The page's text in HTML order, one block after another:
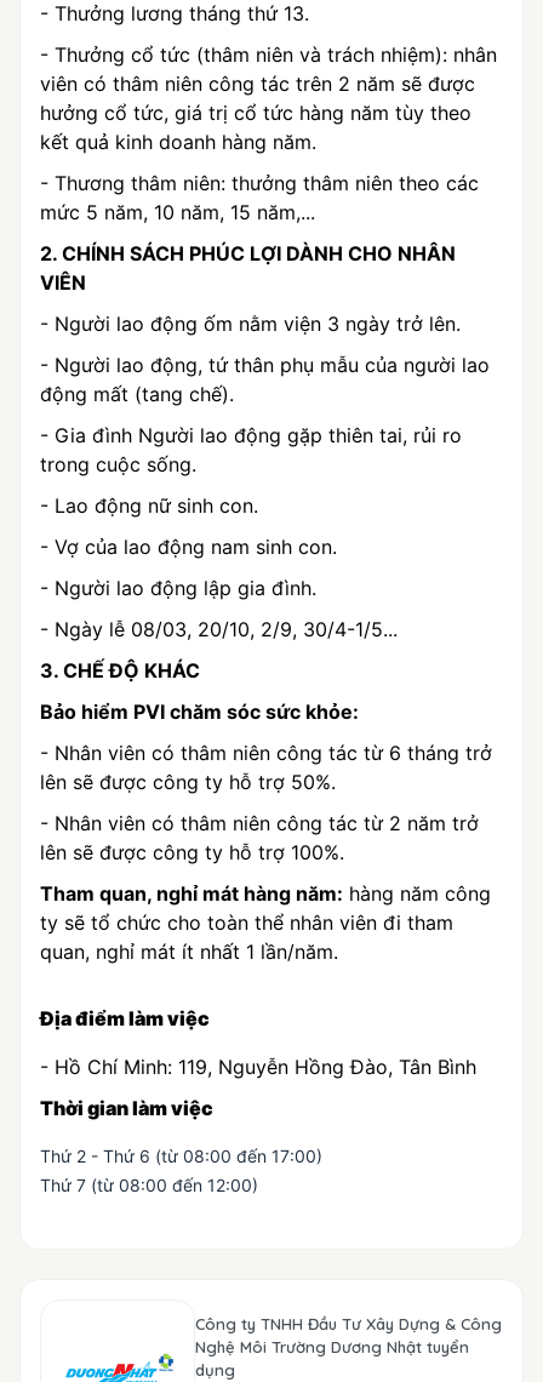
- Thưởng lương tháng thứ 13.
- Thưởng cổ tức (thâm niên và trách nhiệm): nhân
viên có thâm niên công tác trên 2 năm sẽ được
hưởng cổ tức, giá trị cổ tức hàng năm tùy theo
kết quả kinh doanh hàng năm.
- Thương thâm niên: thưởng thâm niên theo các
mức 5 năm, 10 năm, 15 năm,...
2. CHÍNH SÁCH PHÚC LỢI DÀNH CHO NHÂN
VIÊN
- Người lao động ốm nằm viện 3 ngày trở lên.
- Người lao động, tứ thân phụ mẫu của người lao
động mất (tang chế).
- Gia đình Người lao động gặp thiên tai, rủi ro
trong cuộc sống.
- Lao động nữ sinh con.
- Vợ của lao động nam sinh con.
- Người lao động lập gia đình.
- Ngày lễ 08/03, 20/10, 2/9, 30/4-1/5...
3. CHẾ ĐỘ KHÁC
Bảo hiểm PVI chăm sóc sức khỏe:
- Nhân viên có thâm niên công tác từ 6 tháng trở
lên sẽ được công ty hỗ trợ 50%.
- Nhân viên có thâm niên công tác từ 2 năm trở
lên sẽ được công ty hỗ trợ 100%.
Tham quan, nghỉ mát hàng năm: hàng năm công
ty sẽ tổ chức cho toàn thể nhân viên đi tham
quan, nghỉ mát ít nhất 1 lần/năm.
Địa điểm làm việc
- Hồ Chí Minh: 119, Nguyễn Hồng Đào, Tân Bình
Thời gian làm việc
Thứ 2 - Thứ 6 (từ 08:00 đến 17:00)
Thứ 7 (từ 08:00 đến 12:00)
Công ty TNHH Đầu Tư Xây Dựng & Công
Nghệ Môi Trường Dương Nhật tuyển
dụng